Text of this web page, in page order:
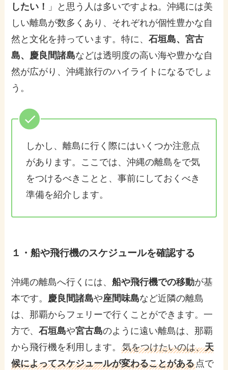
したい！
」と思う人は多いですよね。沖縄には美
しい離島が数多くあり、それぞれが個性豊かな自
然と文化を持っています。特に、石垣島、宮古
島、慶良間諸島などは透明度の高い海や豊かな自
然が広がり、沖縄旅行のハイライトになるでしょ
う。
しかし、離島に行く際にはいくつか注意点
があります。ここでは、沖縄の離島をで気
をつけるべきことと、事前にしておくべき
準備を紹介します。
１・船や飛行機のスケジュールを確認する
沖縄の離島へ行くには、船や飛行機での移動が基
本です。 慶良間諸島や座間味島など近隣の離島
は、那覇からフェリーで行くことができます。一
方で、石垣島や宮古島のように遠い離島は、那覇
から飛行機を利用します。気をつけたいのは、天
候によってスケジュールが変わることがある点で